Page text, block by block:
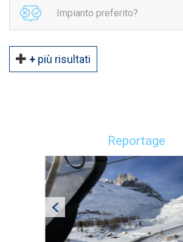
Impianto preferito?
+ più risultati
Reportage